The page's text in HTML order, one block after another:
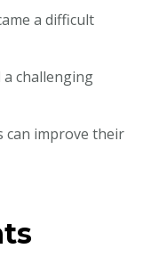
a difficult
a challenging
can improve their